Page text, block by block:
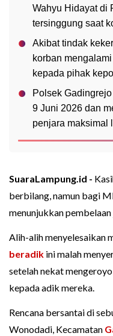
Wahyu Hidayat di
tersinggung saat
Akibat tindak
korban
kepada pihak
Polsek
9 Juni 2026 dan
penjara maksimal
SuaraLampung.id -
berbilang, namun bagi
menunjukkan
Alih-alih menyelesaikan
beradik ini malah
setelah nekat
kepada adik mereka.
Rencana bersantai di
Wonodadi, Kecamatan